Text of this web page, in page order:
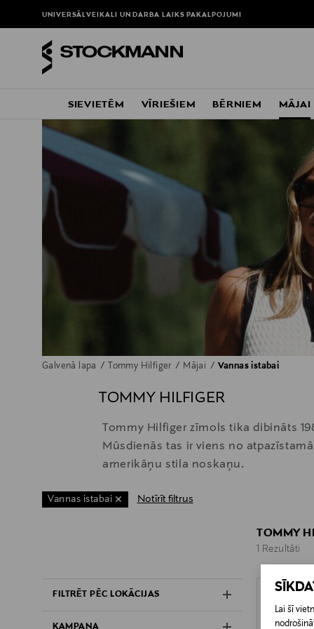
Lai šī
UNIVERSĀLVEIKALI UN DARBA LAIKSPAKALPOJUMI
SIEVIETĒM VĪRIEŠIEM BĒRNIEM MĀJAI
Galvenā lapa Tommy Hilfiger Mājai Vannas istabai
TOMMY HILFIGER
Tommy Hilfiger zīmols tika dibināts
Mūsdienās tas ir viens no
amerikāņu stila noskaņu.
Vannas istabai Notīrīt filtrus
FILTRĒT PĒC LOKĀCIJAS
TOMMY
1 Rezultāti
1 Rezultāti